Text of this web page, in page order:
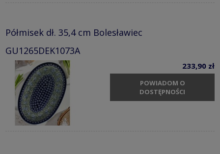
Półmisek dł. 35,4 cm Bolesławiec
GU1265DEK1073A
233,90 zł
POWIADOM O
DOSTĘPNOŚCI